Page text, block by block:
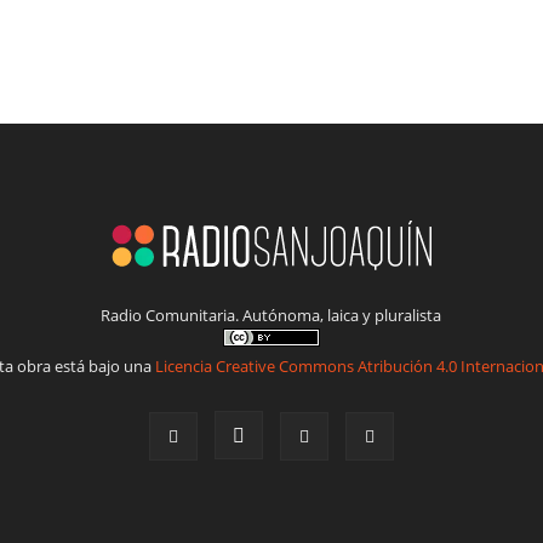
Radio Comunitaria. Autónoma, laica y pluralista
obra está bajo una Licencia Creative Commons Atribución 4.0